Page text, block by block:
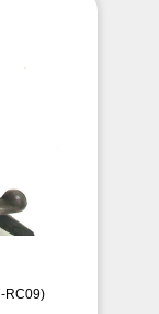
RC09)